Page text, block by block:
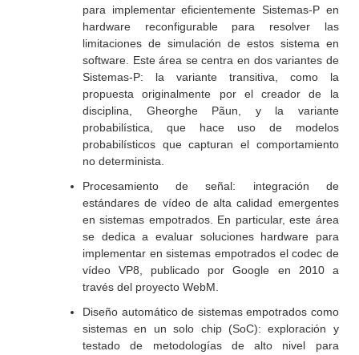
para implementar eficientemente Sistemas-P en
hardware reconfigurable para resolver las
limitaciones de simulación de estos sistema en
software. Este área se centra en dos variantes de
Sistemas-P: la variante transitiva, como la
propuesta originalmente por el creador de la
disciplina, Gheorghe Pãun, y la variante
probabilística, que hace uso de modelos
probabilísticos que capturan el comportamiento
no determinista.
Procesamiento de señal: integración de
estándares de vídeo de alta calidad emergentes
en sistemas empotrados. En particular, este área
se dedica a evaluar soluciones hardware para
implementar en sistemas empotrados el codec de
vídeo VP8, publicado por Google en 2010 a
través del proyecto WebM.
Diseño automático de sistemas empotrados como
sistemas en un solo chip (SoC): exploración y
testado de metodologías de alto nivel para